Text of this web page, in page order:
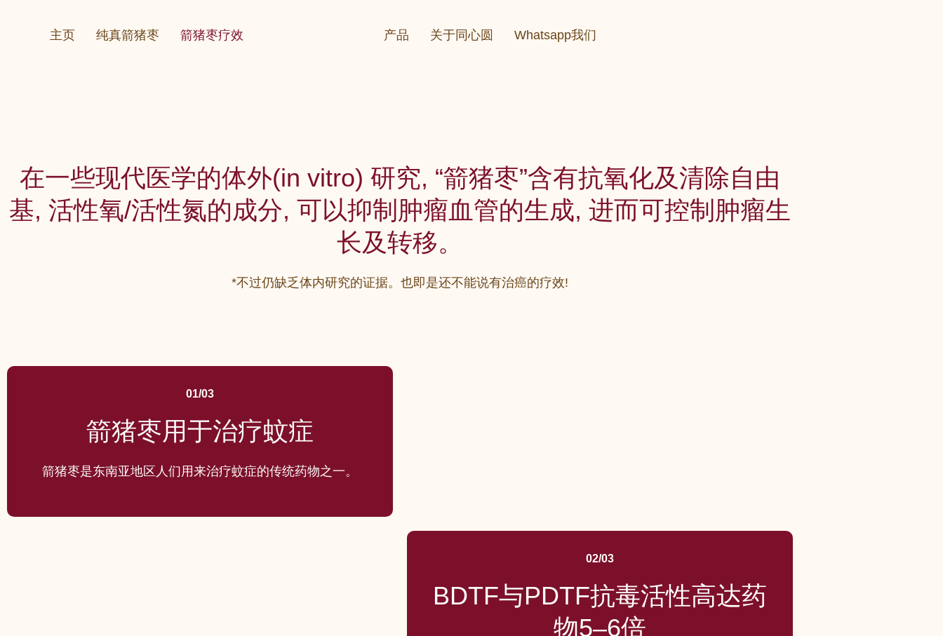
主页 纯真箭猪枣 箭猪枣疗效 产品 关于同心圆 Whatsapp我们
在一些现代医学的体外(in vitro) 研究, “箭猪枣”含有抗氧化及清除自由
基, 活性氧/活性氮的成分, 可以抑制肿瘤血管的生成, 进而可控制肿瘤生
长及转移。
*不过仍缺乏体内研究的证据。也即是还不能说有治癌的疗效!
01/03
箭猪枣用于治疗蚊症
箭猪枣是东南亚地区人们用来治疗蚊症的传统药物之一。
02/03
BDTF与PDTF抗毒活性高达药
物5–6倍